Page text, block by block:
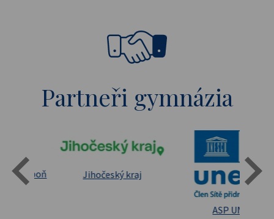
Partneři gymnázia
Státní oblastní archív Třeboň Jihočeský kraj